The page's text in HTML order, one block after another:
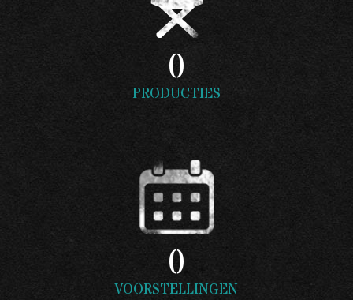
0
PRODUCTIES
0
VOORSTELLINGEN